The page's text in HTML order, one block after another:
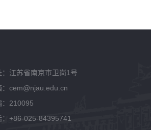
：江苏省南京市卫岗1号
：cem@njau.edu.cn
：210095
：+86-025-84395741